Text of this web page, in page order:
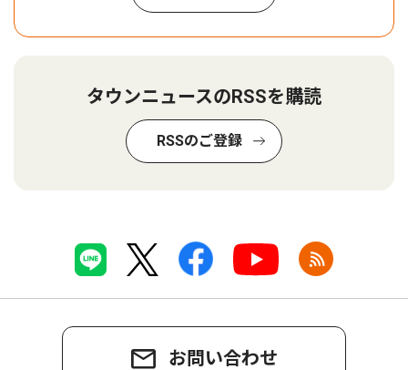
タウンニュースのRSSを購読
RSSのご登録
お問い合わせ